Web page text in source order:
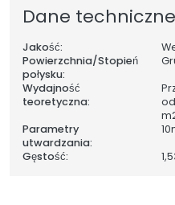
Dane techniczne
Jakość:
Powierzchnia/Stopień
połysku:
Wydajność
teoretyczna:
Parametry
utwardzania:
Gęstość: